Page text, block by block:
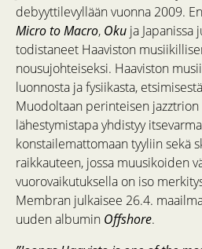
debyyttilevyllään vuonna 2009.
Micro to Macro, Oku ja Japanissa
todistaneet Haaviston
nousujohteiseksi. Haaviston
luonnosta ja fysiikasta,
Muodoltaan perinteisen
lähestymistapa yhdistyy
konstailemattomaan tyyliin sekä
raikkauteen, jossa muusikoiden
vuorovaikutuksella on iso
Membran julkaisee 26.4.
uuden albumin Offshore.